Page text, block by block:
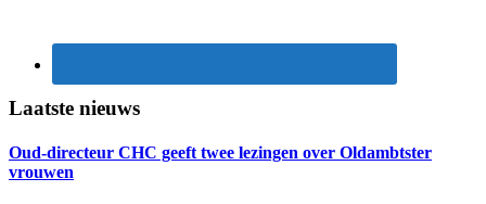
Laatste nieuws
Oud-directeur CHC geeft twee lezingen over Oldambtster
vrouwen